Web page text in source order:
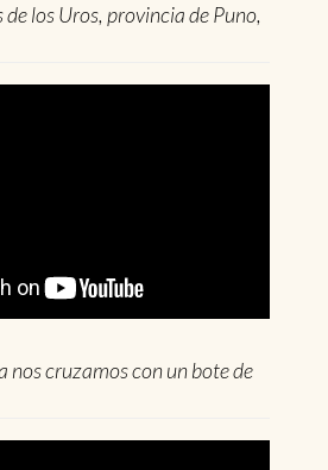
de los Uros, provincia de Puno,
nos cruzamos con un bote de